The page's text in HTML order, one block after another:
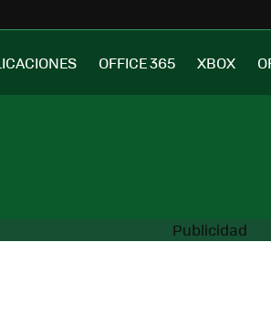
OFFICE 365 XBOX